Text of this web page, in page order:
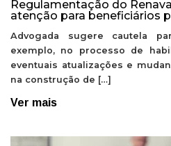
Regulamentação do
atenção para beneficiários
Advogada sugere cautela
exemplo, no processo de
eventuais atualizações e
na construção de […]
Ver mais